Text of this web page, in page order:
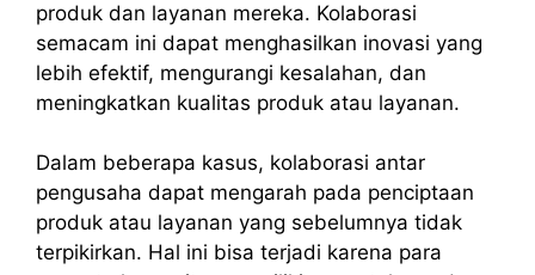
produk dan layanan mereka. Kolaborasi
semacam ini dapat menghasilkan inovasi yang
lebih efektif, mengurangi kesalahan, dan
meningkatkan kualitas produk atau layanan.
Dalam beberapa kasus, kolaborasi antar
pengusaha dapat mengarah pada penciptaan
produk atau layanan yang sebelumnya tidak
terpikirkan. Hal ini bisa terjadi karena para